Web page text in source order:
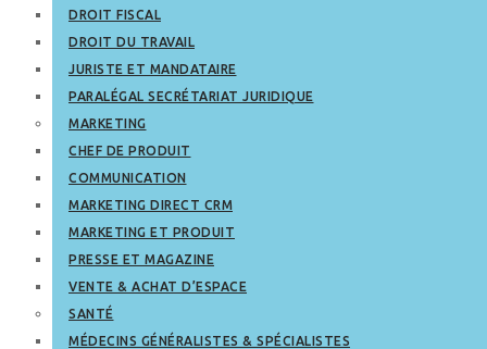
DROIT FISCAL
DROIT DU TRAVAIL
JURISTE ET MANDATAIRE
PARALÉGAL SECRÉTARIAT JURIDIQUE
MARKETING
CHEF DE PRODUIT
COMMUNICATION
MARKETING DIRECT CRM
MARKETING ET PRODUIT
PRESSE ET MAGAZINE
VENTE & ACHAT D’ESPACE
SANTÉ
MÉDECINS GÉNÉRALISTES & SPÉCIALISTES